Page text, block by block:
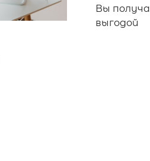
Вы
выгодой